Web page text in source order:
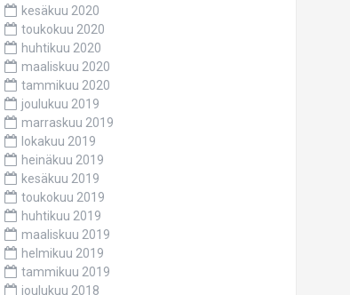
kesäkuu 2020
toukokuu 2020
huhtikuu 2020
maaliskuu 2020
tammikuu 2020
joulukuu 2019
marraskuu 2019
lokakuu 2019
heinäkuu 2019
kesäkuu 2019
toukokuu 2019
huhtikuu 2019
maaliskuu 2019
helmikuu 2019
tammikuu 2019
joulukuu 2018